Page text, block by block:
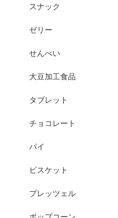
スナック
ゼリー
せんべい
大豆加工食品
タブレット
チョコレート
パイ
ビスケット
プレッツェル